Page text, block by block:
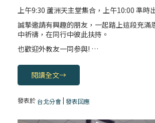
2025/01/15 (三) 平日聖道
2025/01/14 (二) 平日聖道
上午9:30 蘆洲天主堂集合，上午10:00 準時
誠摯邀請有興趣的朋友，一起踏上這段充滿
中祈禱，在同行中彼此扶持。
也歡迎外教友一同参與! …
閱讀全文→
發表於 台北分會|發表回應